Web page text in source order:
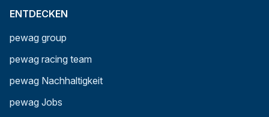
ENTDECKEN
pewag group
pewag racing team
pewag Nachhaltigkeit
pewag Jobs